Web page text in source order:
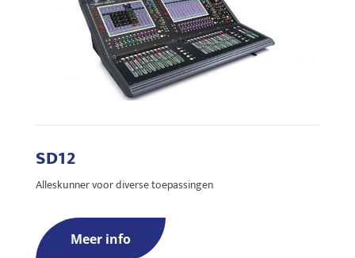
SD12
Alleskunner voor diverse toepassingen
Meer info